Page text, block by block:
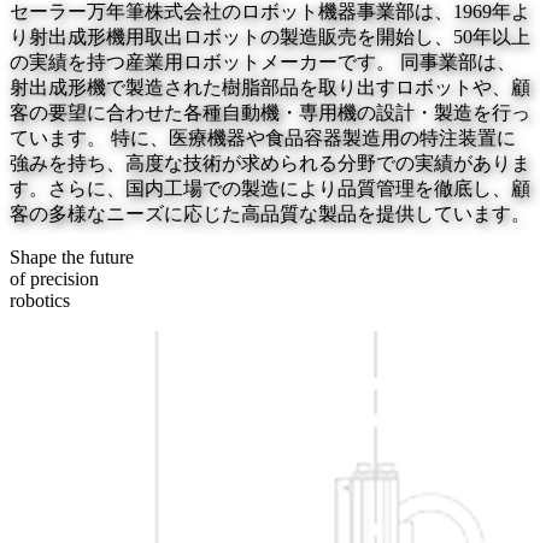
セーラー万年筆株式会社のロボット機器事業部は、1969年よ
り射出成形機用取出ロボットの製造販売を開始し、50年以上
の実績を持つ産業用ロボットメーカーです。 同事業部は、
射出成形機で製造された樹脂部品を取り出すロボットや、顧
客の要望に合わせた各種自動機・専用機の設計・製造を行っ
ています。 特に、医療機器や食品容器製造用の特注装置に
強みを持ち、高度な技術が求められる分野での実績がありま
す。さらに、国内工場での製造により品質管理を徹底し、顧
客の多様なニーズに応じた高品質な製品を提供しています。
Shape the future
of precision
robotics